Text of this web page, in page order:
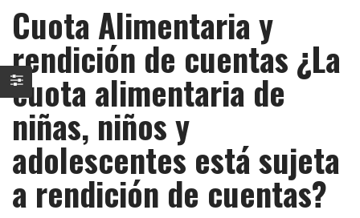
Cuota Alimentaria y
rendición de cuentas ¿La
cuota alimentaria de
niñas, niños y
adolescentes está sujeta
a rendición de cuentas?